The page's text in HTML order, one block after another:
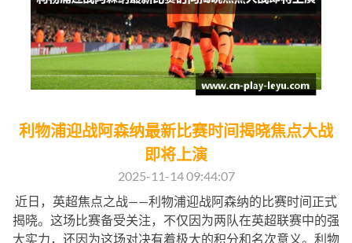
利物浦迎战阿森纳最新比赛时间揭晓焦点大战
即将上演
2025-11-14 09:44:07
近日，英超焦点之战——利物浦迎战阿森纳的比赛时间正式
揭晓。这场比赛备受关注，不仅因为两队在英超联赛中的强
大实力，还因为这场对决有着极大的积分和名次意义。利物